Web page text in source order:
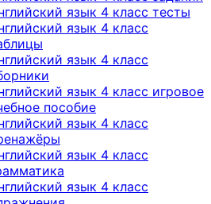
язык 4 класс тесты
язык 4 класс
язык 4 класс
язык 4 класс игровое
пособие
язык 4 класс
язык 4 класс
язык 4 класс